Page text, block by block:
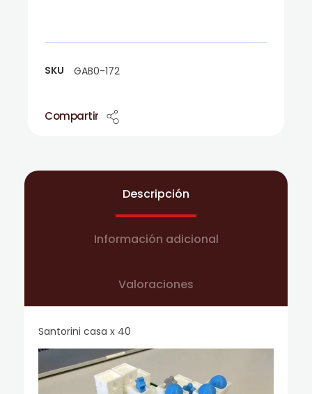
Compartir
SKU GAB0-172
Descripción
Información adicional
Valoraciones
Santorini casa x 40